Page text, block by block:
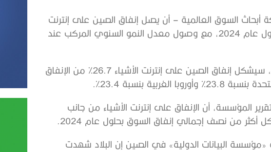
أبحاث السوق العالمية – أن يصل إنفاق الصين على إنترنت
الأشياء لحوالي 300 مليار دولار أمريكي بحلول عام 2024، مع وصول معدل النمو السنوي المركب عند
وأظهرت بيانات الشركة أنه خلال عام 2024، سيشكل إنفاق الصين على إنترنت الأشياء 26.7% من الإنفاق
بنسبة 23.4%.
المؤسسة، أن الإنفاق على إنترنت الأشياء من جانب
من نصف إجمالي إنفاق السوق بحلول عام 2024.
«مؤسسة البيانات الدولية» في الصين إن البلاد شهدت